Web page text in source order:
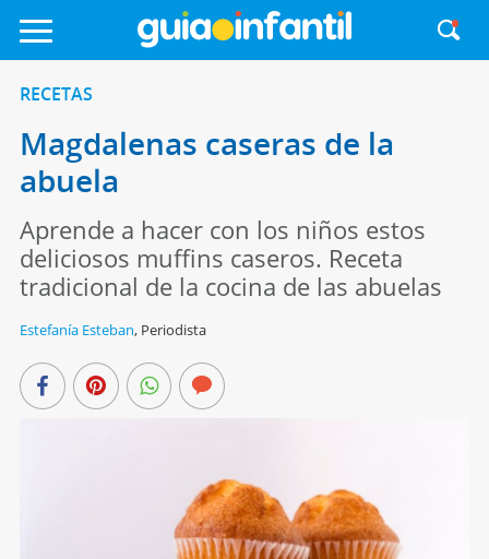
RECETAS
Magdalenas caseras de la
abuela
Aprende a hacer con los niños estos
deliciosos muffins caseros. Receta
tradicional de la cocina de las abuelas
Estefanía Esteban, Periodista